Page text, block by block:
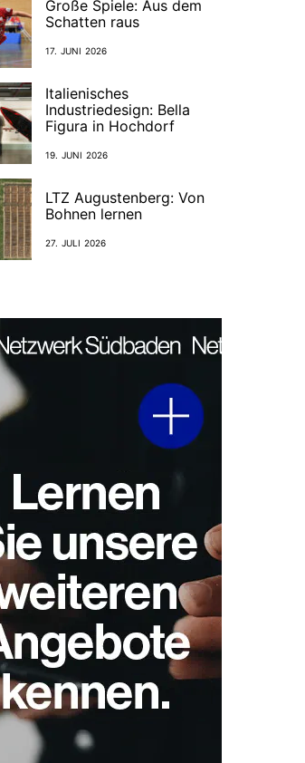
Große Spiele: Aus dem
Schatten raus
17. JUNI 2026
Italienisches
Industriedesign: Bella
Figura in Hochdorf
19. JUNI 2026
LTZ Augustenberg: Von
Bohnen lernen
27. JULI 2026